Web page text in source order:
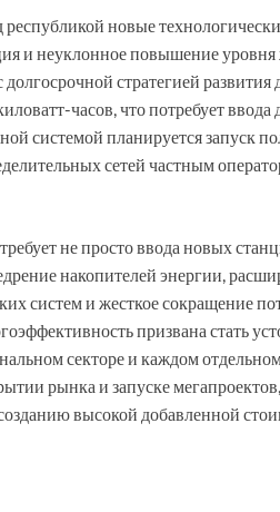
республикой новые
и неуклонное повышение
стратегией
часов, что потребует
системой планируется запуск
сетей частным
не просто ввода новых
накопителей энергии,
систем и жесткое сокращение
призвана стать
секторе и каждом
рынка и запуске
высокой добавленной